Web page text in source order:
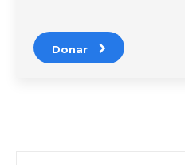
Donar